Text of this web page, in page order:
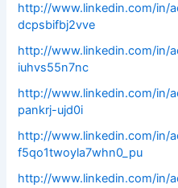
http://www.linkedin.com/in/
dcpsbifbj2vve
http://www.linkedin.com/in/
iuhvs55n7nc
http://www.linkedin.com/in/
pankrj-ujd0i
http://www.linkedin.com/in/
f5qo1twoyla7whn0_pu
http://www.linkedin.com/in/